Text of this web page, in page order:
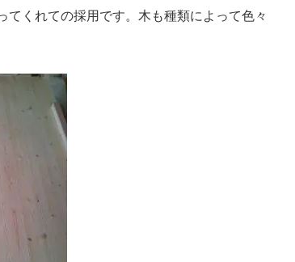
くれての採用です。木も種類によって色々